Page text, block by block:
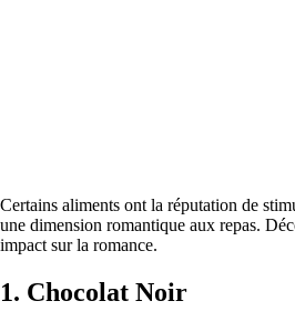
Certains aliments ont la réputation de
une dimension romantique aux repas.
impact sur la romance.
1. Chocolat Noir